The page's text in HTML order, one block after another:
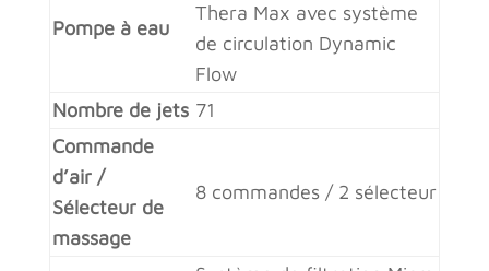
Pompe à eau
Thera Max avec système
de circulation Dynamic
Flow
Nombre de jets 71
Commande
d’air /
Sélecteur de
massage
8 commandes / 2 sélecteur